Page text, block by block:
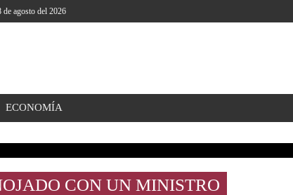
de agosto del 2026
ECONOMÍA
CON UN MINISTRO